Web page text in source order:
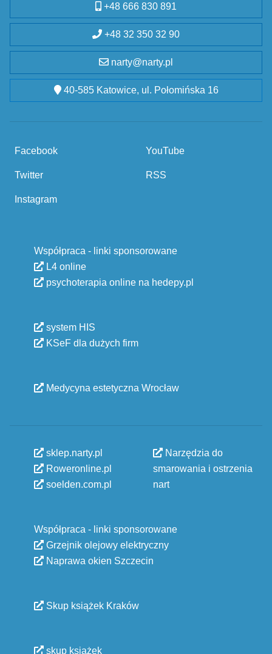
+48 666 830 891
+48 32 350 32 90
narty@narty.pl
40-585 Katowice, ul. Połomińska 16
Facebook
Twitter
Instagram
YouTube
RSS
Współpraca - linki sponsorowane
L4 online
psychoterapia online na hedepy.pl
system HIS
KSeF dla dużych firm
Medycyna estetyczna Wrocław
sklep.narty.pl
Roweronline.pl
soelden.com.pl
Narzędzia do
smarowania i ostrzenia
nart
Współpraca - linki sponsorowane
Grzejnik olejowy elektryczny
Naprawa okien Szczecin
Skup książek Kraków
skup książek